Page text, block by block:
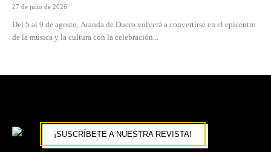
27 de julio de 2026
Del 5 al 9 de agosto, Aranda de Duero volverá a convertirse en el epicentro
de la música y la cultura con la celebración...
¡SUSCRÍBETE A NUESTRA REVISTA!